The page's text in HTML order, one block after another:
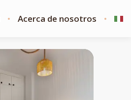
Acerca de nosotros